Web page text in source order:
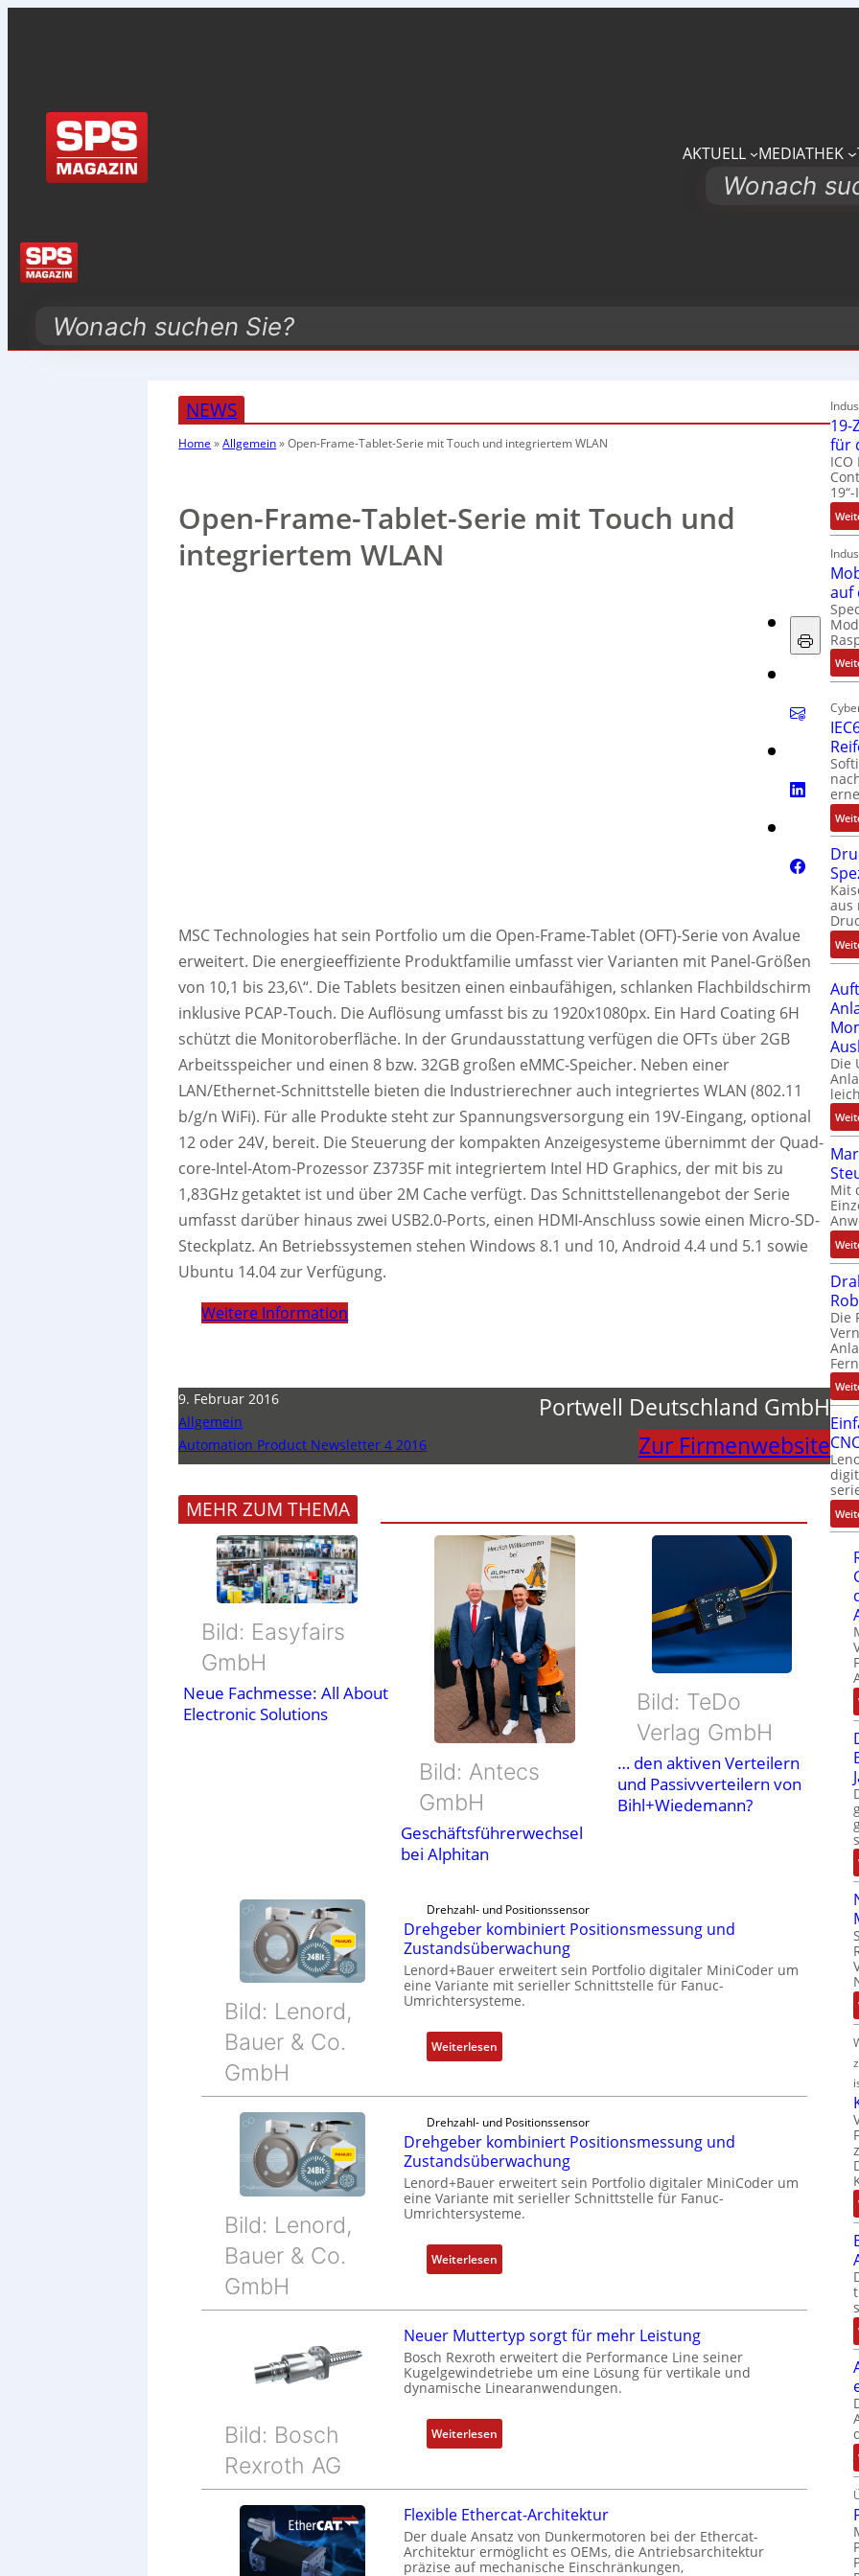
AKTUELL MEDIATHEK
Search
Search
NEWS
Home »Allgemein»Open-Frame-Tablet-Serie mit Touch und integriertem WLAN
Open-Frame-Tablet-Serie mit Touch und
integriertem WLAN
MSC Technologies hat sein Portfolio um die Open-Frame-Tablet (OFT)-Serie von Avalue
erweitert. Die energieeffiziente Produktfamilie umfasst vier Varianten mit Panel-Größen
von 10,1 bis 23,6\“. Die Tablets besitzen einen einbaufähigen, schlanken Flachbildschirm
inklusive PCAP-Touch. Die Auflösung umfasst bis zu 1920x1080px. Ein Hard Coating 6H
schützt die Monitoroberfläche. In der Grundausstattung verfügen die OFTs über 2GB
Arbeitsspeicher und einen 8 bzw. 32GB großen eMMC-Speicher. Neben einer
LAN/Ethernet-Schnittstelle bieten die Industrierechner auch integriertes WLAN (802.11
b/g/n WiFi). Für alle Produkte steht zur Spannungsversorgung ein 19V-Eingang, optional
12 oder 24V, bereit. Die Steuerung der kompakten Anzeigesysteme übernimmt der Quad-
core-Intel-Atom-Prozessor Z3735F mit integriertem Intel HD Graphics, der mit bis zu
1,83GHz getaktet ist und über 2M Cache verfügt. Das Schnittstellenangebot der Serie
umfasst darüber hinaus zwei USB2.0-Ports, einen HDMI-Anschluss sowie einen Micro-SD-
Steckplatz. An Betriebssystemen stehen Windows 8.1 und 10, Android 4.4 und 5.1 sowie
Ubuntu 14.04 zur Verfügung.
Weitere Information
9. Februar 2016
Allgemein
Automation Product Newsletter 4 2016
Portwell Deutschland GmbH
Zur Firmenwebsite
MEHR ZUM THEMA
Bild: Easyfairs
GmbH
Neue Fachmesse: All About
Electronic Solutions
Bild: Antecs
GmbH
Geschäftsführerwechsel
bei Alphitan
Bild: TeDo
Verlag GmbH
… den aktiven Verteilern
und Passivverteilern von
Bihl+Wiedemann?
Bild: Lenord,
Bauer & Co.
GmbH
Drehzahl- und Positionssensor
Drehgeber kombiniert Positionsmessung und
Zustandsüberwachung
Lenord+Bauer erweitert sein Portfolio digitaler MiniCoder um
eine Variante mit serieller Schnittstelle für Fanuc-
Umrichtersysteme.
Weiterlesen:
D
h
g
e
b
e
k
o
b
i
e
P
s
i
i
o
Bild: Lenord,
Bauer & Co.
GmbH
Drehzahl- und Positionssensor
Drehgeber kombiniert Positionsmessung und
Zustandsüberwachung
Lenord+Bauer erweitert sein Portfolio digitaler MiniCoder um
eine Variante mit serieller Schnittstelle für Fanuc-
Umrichtersysteme.
Weiterlesen:
D
h
g
e
e
r
b
i
n
Bild: Bosch
Rexroth AG
Neuer Muttertyp sorgt für mehr Leistung
Bosch Rexroth erweitert die Performance Line seiner
Kugelgewindetriebe um eine Lösung für vertikale und
dynamische Linearanwendungen.
Weiterlesen:
N
u
e
r
M
Flexible Ethercat-Architektur
Der duale Ansatz von Dunkermotoren bei der Ethercat-
Architektur ermöglicht es OEMs, die Antriebsarchitektur
präzise auf mechanische Einschränkungen,
19-
für
auf
aus
Die
Mit
Die